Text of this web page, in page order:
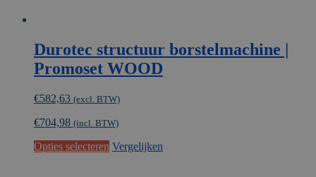
Durotec structuur borstelmachine |
Promoset WOOD
€582,63 (excl. BTW)
€704,98 (incl. BTW)
Opties selecteren Vergelijken